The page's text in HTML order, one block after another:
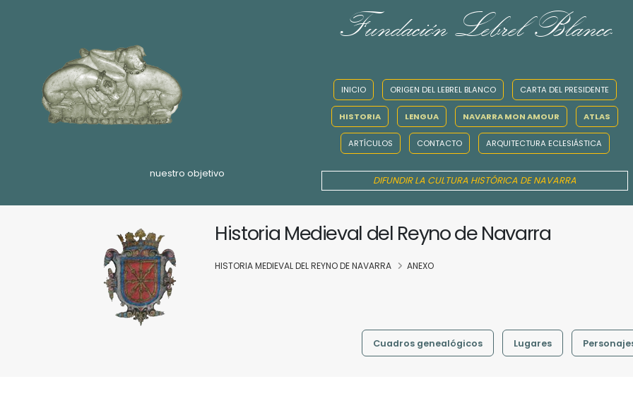
nuestro objetivo
Fundación Lebrel Blanco
INICIO ORIGEN DEL LEBREL BLANCO CARTA DEL PRESIDENTE
HISTORIA LENGUA NAVARRA MON AMOUR ATLAS
ARTÍCULOS CONTACTO ARQUITECTURA ECLESIÁSTICA
DIFUNDIR LA CULTURA HISTÓRICA DE NAVARRA
Historia Medieval del Reyno de Navarra
HISTORIA MEDIEVAL DEL REYNO DE NAVARRA ANEXO
Cuadros genealógicos Lugares